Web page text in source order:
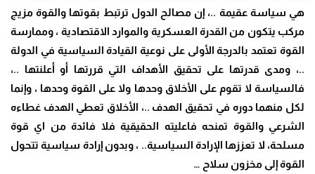
هي سياسة عقيمة ..، إن مصالح الدول ترتبط بقوتها والقوة مزيج
مركب يتكون من القدرة العسكرية والموارد الاقتصادية ، وممارسة
القوة تعتمد بالدرجة الأولى على نوعية القيادة السياسية في الدولة
..، ومدى قدرتها على تحقيق الأهداف التي قررتها أو أعلنتها ..،
فالسياسة لا تقوم على الأخلاق وحدها ولا على القوة وحدها ، وإنما
لكل منهما دوره في تحقيق الهدف ..، الأخلاق تعطي الهدف غطاءه
الشرعي والقوة تمنحه فاعليته الحقيقية فلا فائدة من اي قوة
مسلحة، لا تعززها الإرادة السياسية.. ، وبدون إرادة سياسية تتحول
القوة إلى مخزون سلاح …